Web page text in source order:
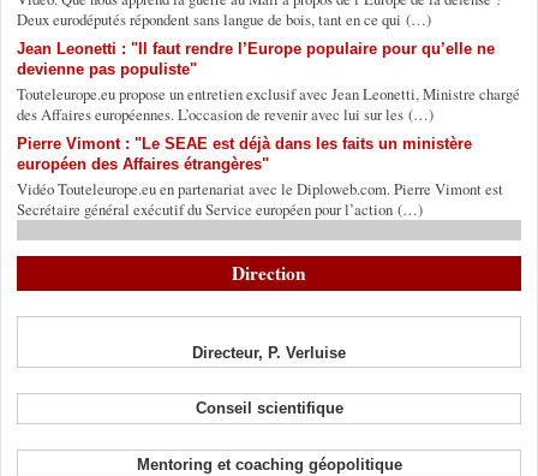
Deux eurodéputés répondent sans langue de bois, tant en ce qui (…)
Jean Leonetti : "Il faut rendre l’Europe populaire pour qu’elle ne
devienne pas populiste"
Touteleurope.eu propose un entretien exclusif avec Jean Leonetti, Ministre chargé
des Affaires européennes. L’occasion de revenir avec lui sur les (…)
Pierre Vimont : "Le SEAE est déjà dans les faits un ministère
européen des Affaires étrangères"
Vidéo Touteleurope.eu en partenariat avec le Diploweb.com. Pierre Vimont est
Secrétaire général exécutif du Service européen pour l’action (…)
Direction
Directeur, P. Verluise
Conseil scientifique
Mentoring et coaching géopolitique